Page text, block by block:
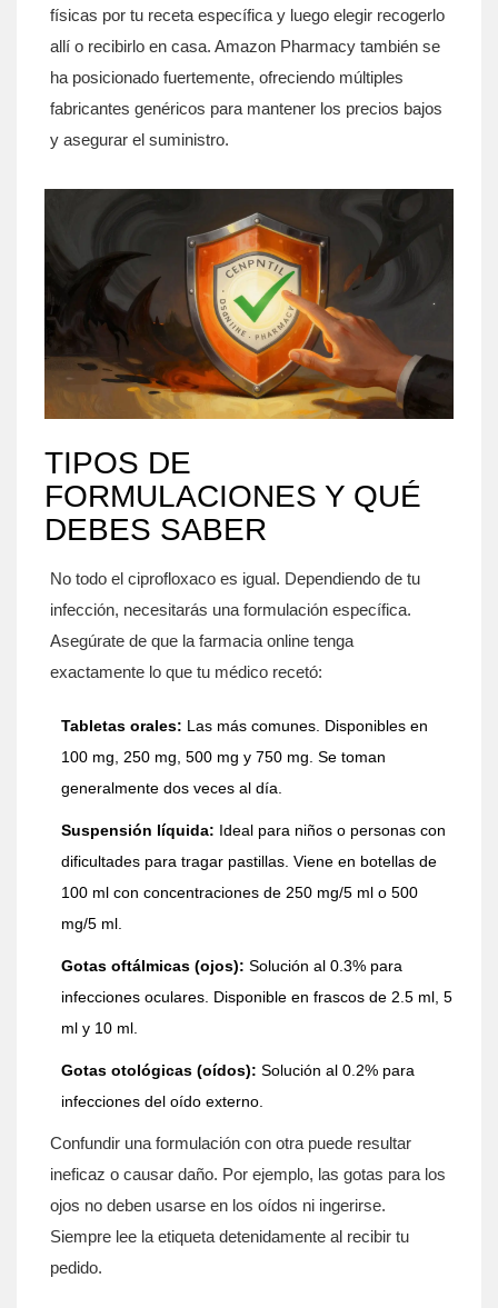
físicas por tu receta específica y luego elegir recogerlo
allí o recibirlo en casa. Amazon Pharmacy también se
ha posicionado fuertemente, ofreciendo múltiples
fabricantes genéricos para mantener los precios bajos
y asegurar el suministro.
TIPOS DE
FORMULACIONES Y QUÉ
DEBES SABER
No todo el ciprofloxaco es igual. Dependiendo de tu
infección, necesitarás una formulación específica.
Asegúrate de que la farmacia online tenga
exactamente lo que tu médico recetó:
Tabletas orales: Las más comunes. Disponibles en
100 mg, 250 mg, 500 mg y 750 mg. Se toman
generalmente dos veces al día.
Suspensión líquida: Ideal para niños o personas con
dificultades para tragar pastillas. Viene en botellas de
100 ml con concentraciones de 250 mg/5 ml o 500
mg/5 ml.
Gotas oftálmicas (ojos): Solución al 0.3% para
infecciones oculares. Disponible en frascos de 2.5 ml, 5
ml y 10 ml.
Gotas otológicas (oídos): Solución al 0.2% para
infecciones del oído externo.
Confundir una formulación con otra puede resultar
ineficaz o causar daño. Por ejemplo, las gotas para los
ojos no deben usarse en los oídos ni ingerirse.
Siempre lee la etiqueta detenidamente al recibir tu
pedido.